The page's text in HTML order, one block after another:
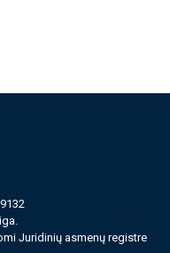
Juri­dinių asmenų reg­istre